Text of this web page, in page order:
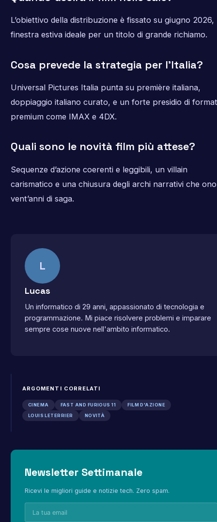
L’obiettivo della distribuzione è fissato su giugno 2026,
finestra estiva ideale per un titolo di grande richiamo.
Cosa prevede la strategia per l’Italia?
Universal Pictures Italia punta su première italiana,
doppiaggio italiano curato, e un forte presidio di
premium come IMAX e 4DX.
Quali sono le novità film più attese?
Sequenze d’azione coerenti e leggibili, un villain
carismatico e una chiusura degli archi narrativi che
vent’anni di saga.
L
Lucas
Un informatico di 29 anni, appassionato di tecnologia e
programmazione. Mi piace risolvere problemi e imparare
sempre cose nuove nell'ambito informatico.
ARGOMENTI CORRELATI
CINEMA FAST AND FURIOUS 11
FILM D'AZIONE
LOUIS LETERRIER
NOVITÀ
Newsletter Settimanale
Ricevi le migliori guide e notizie tech. Zero spam.